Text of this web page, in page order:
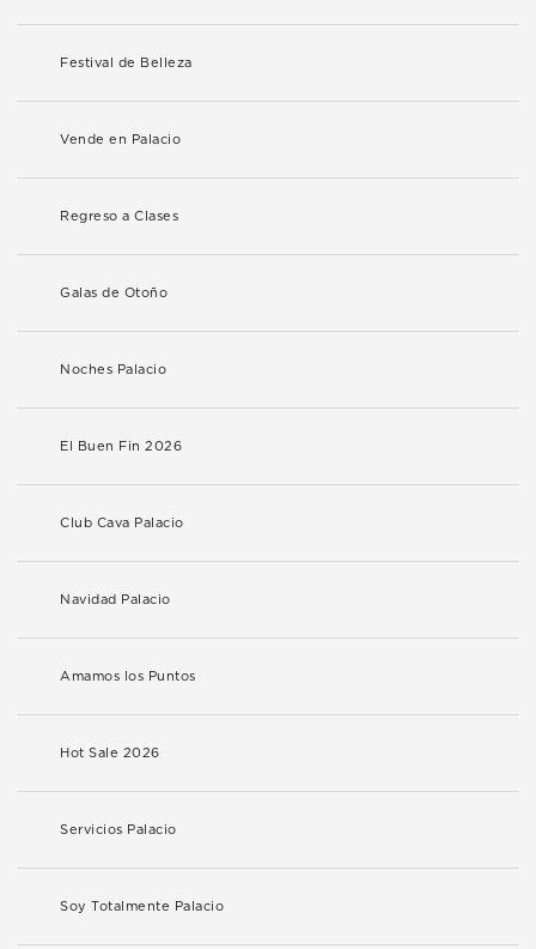
Festival de Belleza
Vende en Palacio
Regreso a Clases
Galas de Otoño
Noches Palacio
El Buen Fin 2026
Club Cava Palacio
Navidad Palacio
Amamos los Puntos
Hot Sale 2026
Servicios Palacio
Soy Totalmente Palacio